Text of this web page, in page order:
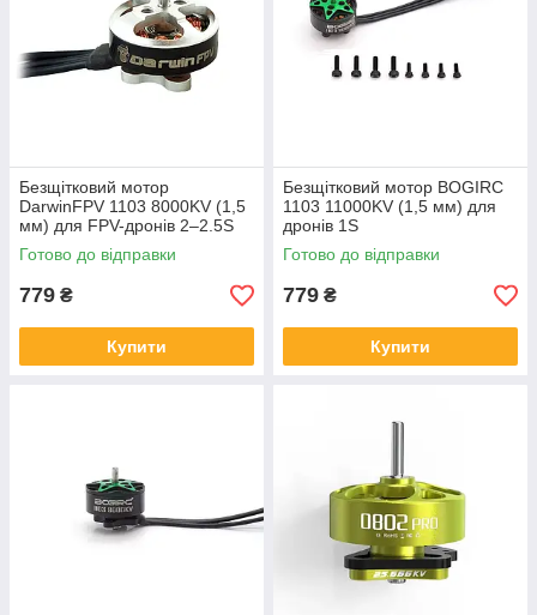
Безщітковий мотор
DarwinFPV 1103 8000KV (1,5
мм) для FPV-дронів 2–2.5S
Готово до відправки
779 ₴
Купити
Безщітковий мотор BOGIRC
1103 11000KV (1,5 мм) для
дронів 1S
Готово до відправки
779 ₴
Купити